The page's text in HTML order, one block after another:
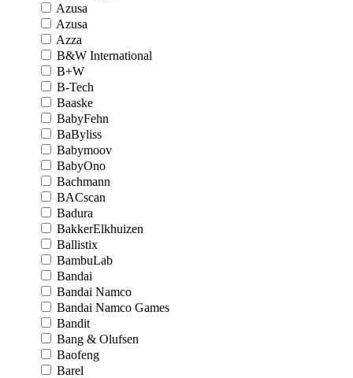
Azusa
Azusa
Azza
B&W International
B+W
B-Tech
Baaske
BabyFehn
BaByliss
Babymoov
BabyOno
Bachmann
BACscan
Badura
BakkerElkhuizen
Ballistix
BambuLab
Bandai
Bandai Namco
Bandai Namco Games
Bandit
Bang & Olufsen
Baofeng
Barel